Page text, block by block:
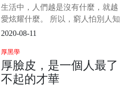
生活中，人們越是沒有什麼，就越
愛炫耀什麼。 所以，窮人怕別人知
道自己窮，拼命“炫富”；沒本事的人
其實，生命中的強者，往往是深藏
不露的，就像飽滿的麥穗一般，低
調謙遜。 正所謂“天不言自高、地
2020-08-11
厚黑學
厚臉皮，是一個人最了
不起的才華